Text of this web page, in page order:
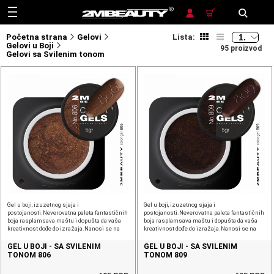
Početna strana
Gelovi
Gelovi u Boji
Gelovi sa Svilenim tonom
Lista:
95 proizvod
Gel u boji, izuzetnog sjaja i
postojanosti.Neverovatna paleta fantastičnih
boja rasplamsava maštu i dopušta da vaša
kreativnost dođe do izražaja.Nanosi se na
sloj veštačkog materijala (gel, akril).Vreme
vezivanja u UV, LED ili UV/LED lampi:
GEL U BOJI - SA SVILENIM
TONOM 806
Gel u boji, izuzetnog sjaja i
postojanosti.Neverovatna paleta fantastičnih
boja rasplamsava maštu i dopušta da vaša
kreativnost dođe do izražaja.Nanosi se na
sloj veštačkog materijala (gel, akril).Vreme
vezivanja u
GEL U BOJI - SA SVILENIM
TONOM 809